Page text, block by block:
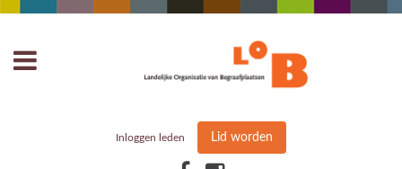
Inloggen leden Lid worden